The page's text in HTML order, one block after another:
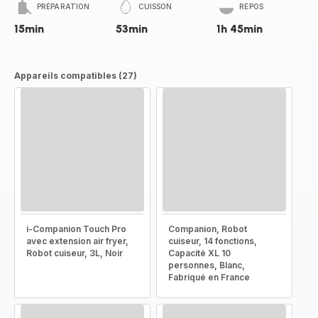
PRÉPARATION
15min
CUISSON
53min
REPOS
1h 45min
Appareils compatibles (27)
i-Companion Touch Pro
avec extension air fryer,
Robot cuiseur, 3L, Noir
Companion, Robot
cuiseur, 14 fonctions,
Capacité XL 10
personnes, Blanc,
Fabriqué en France